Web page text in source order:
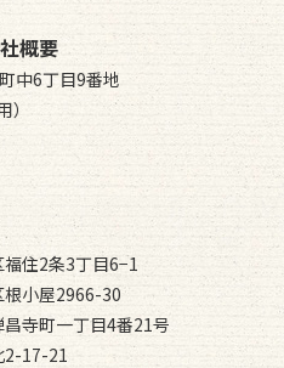
概要
中6丁目9番地
住2条3丁目6−1
根小屋2966-30
寺町一丁目4番21号
2-17-21